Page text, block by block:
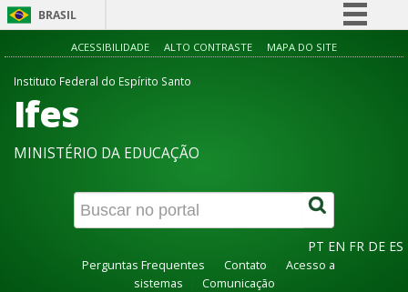
BRASIL
Simplifique!
Canais
ACESSIBILIDADE ALTO CONTRASTE MAPA DO SITE
Instituto Federal do Espírito Santo
Ifes
MINISTÉRIO DA EDUCAÇÃO
PT EN FR DE ES
Perguntas Frequentes Contato
Acesso a
sistemas
Comunicação